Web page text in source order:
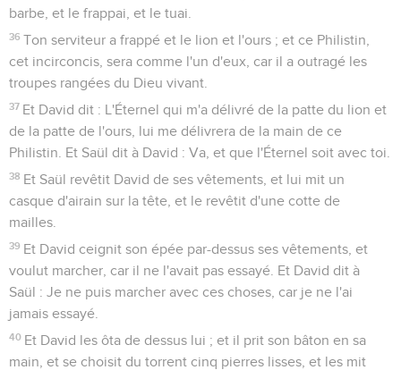
barbe, et le frappai, et le tuai.
36 Ton serviteur a frappé et le lion et l'ours ; et ce Philistin,
cet incirconcis, sera comme l'un d'eux, car il a outragé les
troupes rangées du Dieu vivant.
37 Et David dit : L'Éternel qui m'a délivré de la patte du lion et
de la patte de l'ours, lui me délivrera de la main de ce
Philistin. Et Saül dit à David : Va, et que l'Éternel soit avec toi.
38 Et Saül revêtit David de ses vêtements, et lui mit un
casque d'airain sur la tête, et le revêtit d'une cotte de
mailles.
39 Et David ceignit son épée par-dessus ses vêtements, et
voulut marcher, car il ne l'avait pas essayé. Et David dit à
Saül : Je ne puis marcher avec ces choses, car je ne l'ai
jamais essayé.
40 Et David les ôta de dessus lui ; et il prit son bâton en sa
main, et se choisit du torrent cinq pierres lisses, et les mit